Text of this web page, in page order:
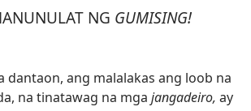
NG GUMISING!
dantaon, ang malalakas ang loob na
na tinatawag na mga jangadeiro, ay